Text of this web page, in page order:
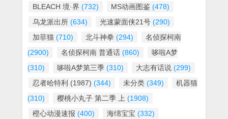
BLEACH 境·界 (732) MS动画图鉴 (478)
乌龙派出所 (634) 光速蒙面侠21号 (290)
加菲猫 (710) 北斗神拳 (294)
名侦探柯南
(2900)
名侦探柯南 普通话 (860)
哆啦A梦
(310)
哆啦A梦第三季 (310) 大志有话说 (299)
忍者哈特利 (1987) (344) 未分类 (349)
机器猫
(310)
樱桃小丸子 第二季 上 (1908)
橙心动漫速报 (400) 海绵宝宝 (332)